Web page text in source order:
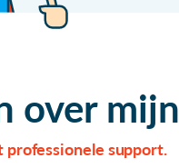
over mijn
professionele support.